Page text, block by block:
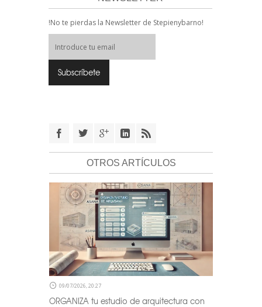
!No te pierdas la Newsletter de Stepienybarno!
OTROS ARTÍCULOS
09/07/2026, 20:27
ORGANIZA tu estudio de arquitectura con